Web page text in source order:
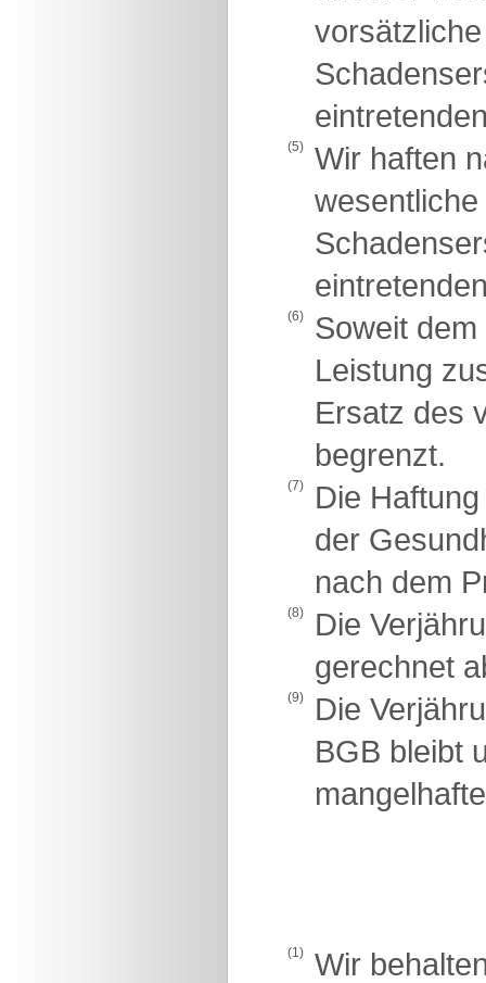
(5)
Wir haften
(6)
Soweit
Leistung
Ersatz des
begrenzt.
(7)
Die
der
nach dem
(8)
Die
gerechnet
(9)
Die
BGB bleibt
(1)
Wir